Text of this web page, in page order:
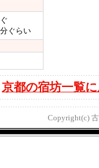
ぐらい
京都の宿坊一覧
Copyright(c)